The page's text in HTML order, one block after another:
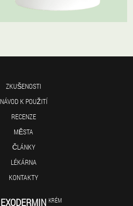
ZKUŠENOSTI
NÁVOD K POUŽITÍ
RECENZE
MĚSTA
ČLÁNKY
LÉKÁRNA
KONTAKTY
EXODERMIN KRÉM